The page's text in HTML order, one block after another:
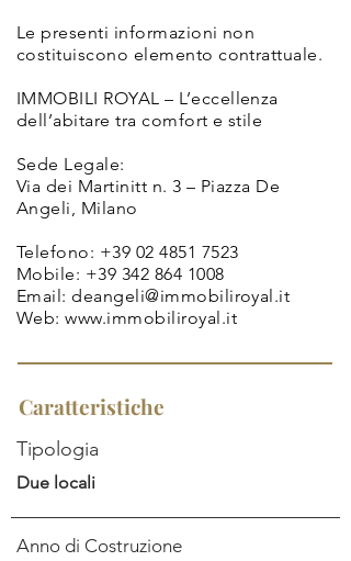
Le presenti informazioni non
costituiscono elemento contrattuale.
IMMOBILI ROYAL – L’eccellenza
dell’abitare tra comfort e stile
Sede Legale:
Via dei Martinitt n. 3 – Piazza De
Angeli, Milano
Telefono: +39 02 4851 7523
Mobile: +39 342 864 1008
Email:deangeli@immobiliroyal.it
Web:www.immobiliroyal.it
Caratteristiche
Tipologia
Due locali
Anno di Costruzione